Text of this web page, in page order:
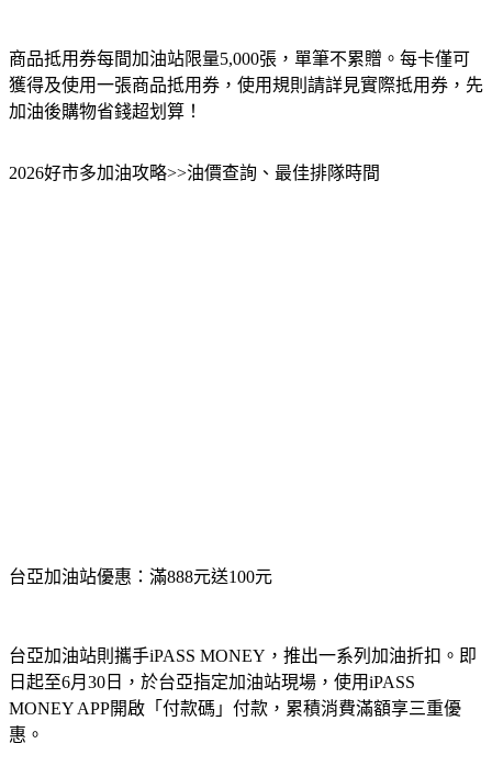
商品抵用券每間加油站限量5,000張，單筆不累贈。每卡僅可
獲得及使用一張商品抵用券，使用規則請詳見實際抵用券，先
加油後購物省錢超划算！
2026好市多加油攻略>>油價查詢、最佳排隊時間
台亞加油站優惠：滿888元送100元
台亞加油站則攜手iPASS MONEY，推出一系列加油折扣。即
日起至6月30日，於台亞指定加油站現場，使用iPASS
MONEY APP開啟「付款碼」付款，累積消費滿額享三重優
惠。